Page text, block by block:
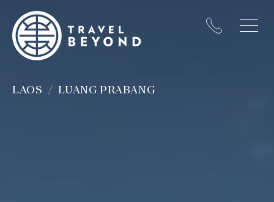
LAOS LUANG PRABANG